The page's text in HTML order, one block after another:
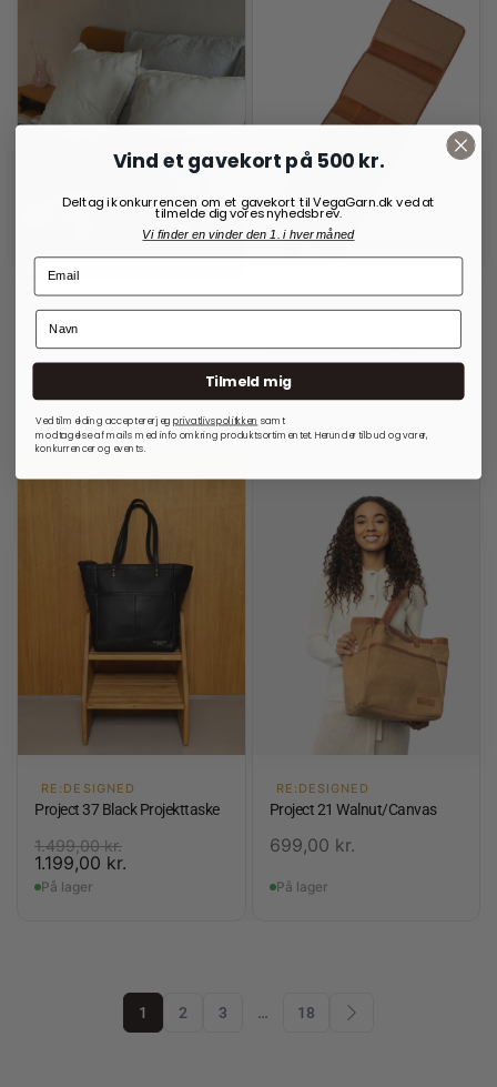
RE:DESIGNED
Project 2 Crossover Walnut
999,00kr.
OPBEVARINGSLØSNINGER
Project 14 Burned Tan
699,00
RE:DESIGNED
Project 37 Black Projekttaske
1.499,00kr.
1.199,00 kr.
På lager
RE:DESIGNED
Project 21 Walnut/Canvas
699,00 kr.
På lager
1 2 3 … 18
Vind et gavekort på 500 kr.
Deltag i konkurrencen om et gavekort til VegaGarn.dk ved at
tilmelde dig vores nyhedsbrev.
Vi finder en vinder den 1. i hver måned
Tilmeld mig
Ved tilmelding accepterer jegprivatlivspolitkken samt
modtagelse af mails med info omkring produktsortimentet. Herunder tilbud og varer,
konkurrencer og events.